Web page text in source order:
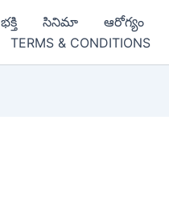
భక్తి సినిమా ఆరోగ్యం
TERMS & CONDITIONS